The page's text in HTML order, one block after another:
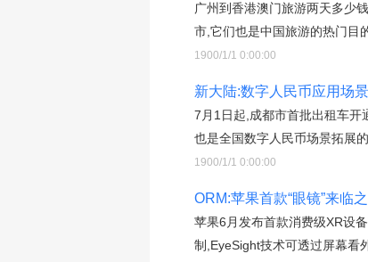
广州到香港澳门旅游两天多少
市,它们也是中国旅游的热门目
1900/1/1 0:00:00
新大陆:数字人民币应用场
7月1日起,成都市首批出租车开
也是全国数字人民币场景拓展
1900/1/1 0:00:00
ORM:苹果首款“眼镜”来临
苹果6月发布首款消费级XR设
制,EyeSight技术可透过屏幕看